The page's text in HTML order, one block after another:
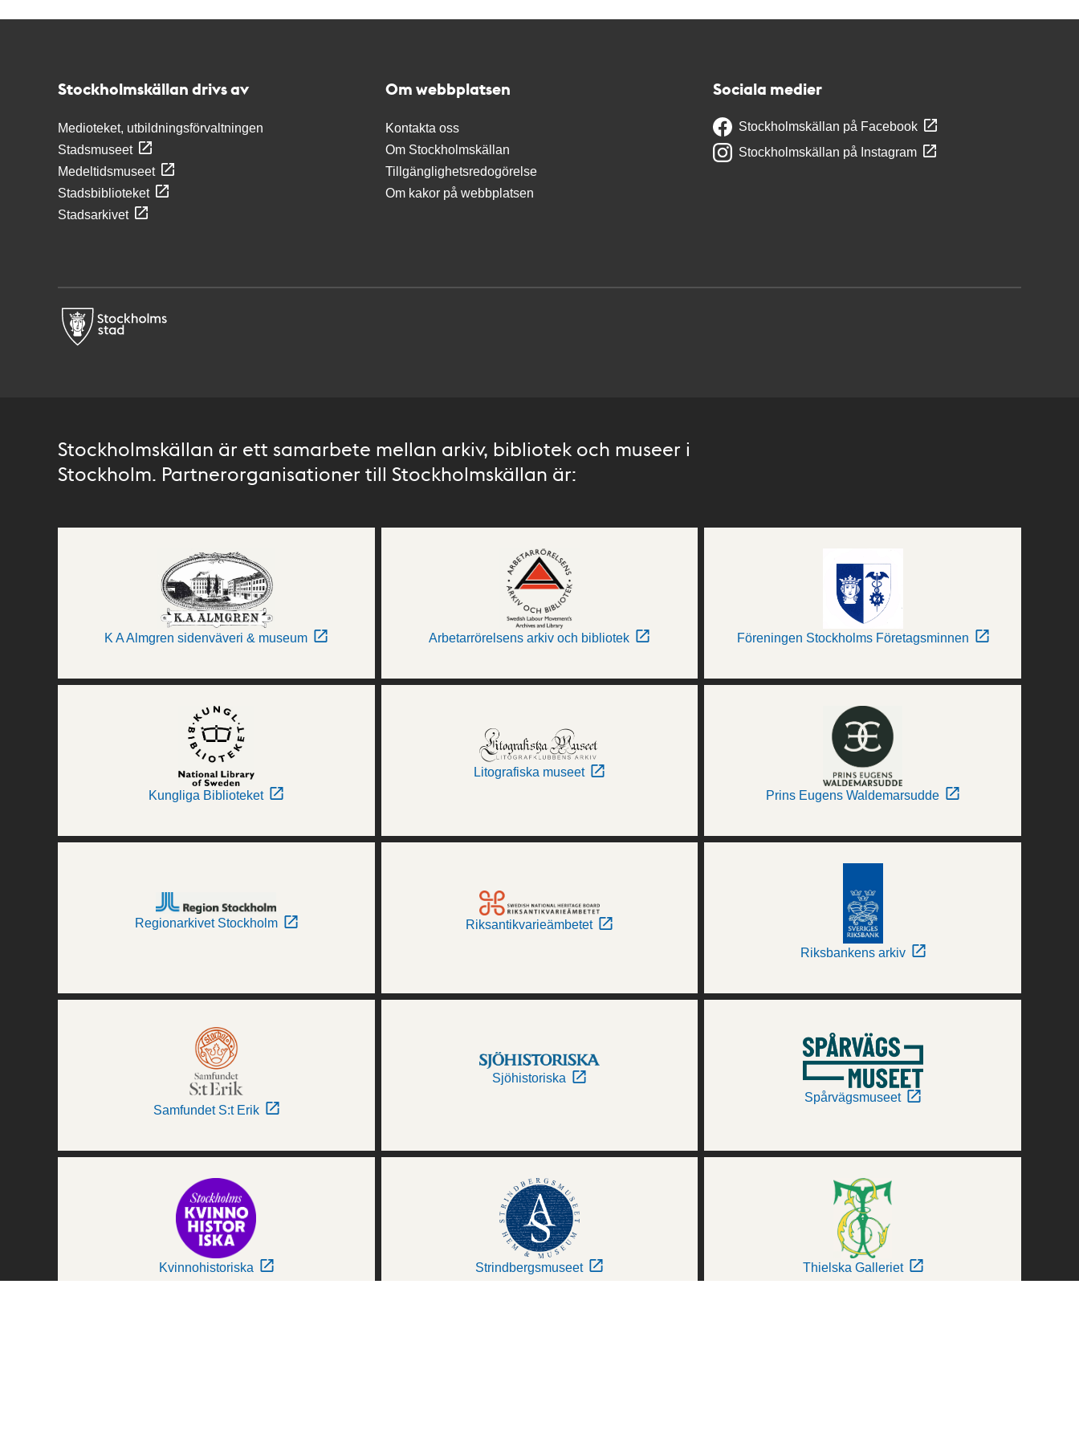
Stockholmskällan drivs av
Medioteket, utbildningsförvaltningen
Stadsmuseet
Medeltidsmuseet
Stadsbiblioteket
Stadsarkivet
Om webbplatsen
Kontakta oss
Om Stockholmskällan
Tillgänglighetsredogörelse
Om kakor på webbplatsen
Sociala medier
Stockholmskällan på Facebook
Stockholmskällan på Instagram
Stockholmskällan är ett samarbete mellan arkiv, bibliotek och museer i
Stockholm. Partnerorganisationer till Stockholmskällan är:
K A Almgren sidenväveri & museum Arbetarrörelsens arkiv och bibliotek Föreningen Stockholms Företagsminnen
Kungliga Biblioteket
Litografiska museet
Prins Eugens Waldemarsudde
Regionarkivet Stockholm Riksantikvarieämbetet
Riksbankens arkiv
Samfundet S:t Erik
Sjöhistoriska
Spårvägsmuseet
Kvinnohistoriska Strindbergsmuseet Thielska Galleriet